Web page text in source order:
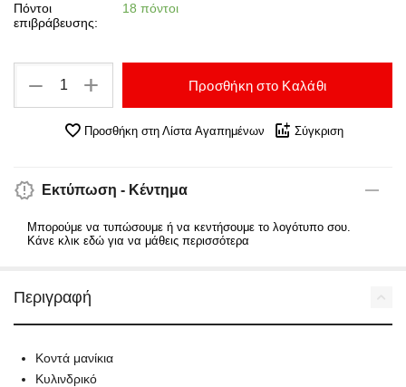
Πόντοι
επιβράβευσης:
18 πόντοι
+
− Προσθήκη στο Καλάθι
Προσθήκη στη Λίστα Αγαπημένων Σύγκριση
Εκτύπωση - Κέντημα
Μπορούμε να τυπώσουμε ή να κεντήσουμε το λογότυπο σου.
Κάνε κλικ εδώ για να μάθεις περισσότερα
Περιγραφή
Κοντά μανίκια
Κυλινδρικό